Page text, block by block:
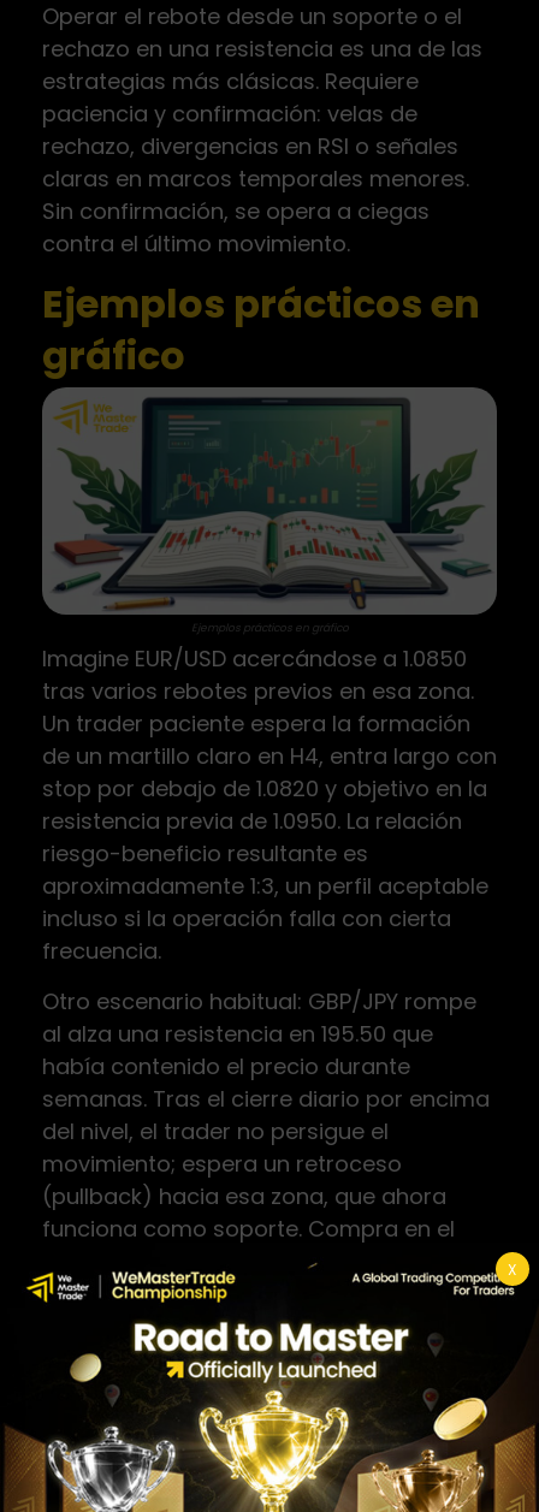
X
Operar el rebote desde un soporte o el
rechazo en una resistencia es una de las
estrategias más clásicas. Requiere
paciencia y confirmación: velas de
rechazo, divergencias en RSI o señales
claras en marcos temporales menores.
Sin confirmación, se opera a ciegas
contra el último movimiento.
Ejemplos prácticos en
gráfico
Ejemplos prácticos en gráfico
Imagine EUR/USD acercándose a 1.0850
tras varios rebotes previos en esa zona.
Un trader paciente espera la formación
de un martillo claro en H4, entra largo con
stop por debajo de 1.0820 y objetivo en la
resistencia previa de 1.0950. La relación
riesgo-beneficio resultante es
aproximadamente 1:3, un perfil aceptable
incluso si la operación falla con cierta
frecuencia.
Otro escenario habitual: GBP/JPY rompe
al alza una resistencia en 195.50 que
había contenido el precio durante
semanas. Tras el cierre diario por encima
del nivel, el trader no persigue el
movimiento; espera un retroceso
(pullback) hacia esa zona, que ahora
funciona como soporte. Compra en el
retest con stop ajustado por debajo del
nivel roto y objetivo en la siguiente
resistencia técnica. Este enfoque permite
operar la tendencia sin pagar el precio
del impulso inicial.
Estos ejemplos muestran un principio
clave: el trader profesional no busca el